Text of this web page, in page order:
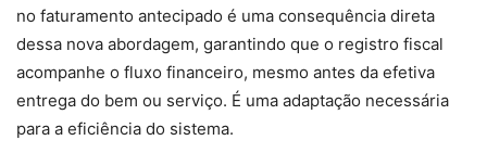
no faturamento antecipado é uma consequência direta
dessa nova abordagem, garantindo que o registro fiscal
acompanhe o fluxo financeiro, mesmo antes da efetiva
entrega do bem ou serviço. É uma adaptação necessária
para a eficiência do sistema.